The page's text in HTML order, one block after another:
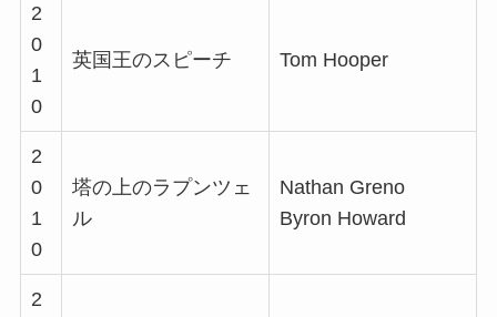
2
0
1
0
英国王のスピーチ Tom Hooper
2
0
1
0
塔の上のラプンツェ
ル
Nathan Greno
Byron Howard
2